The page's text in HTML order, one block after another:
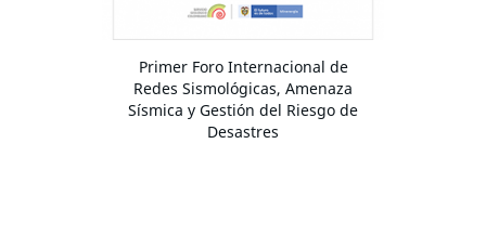
Primer Foro Internacional de
Redes Sismológicas, Amenaza
Sísmica y Gestión del Riesgo de
Desastres